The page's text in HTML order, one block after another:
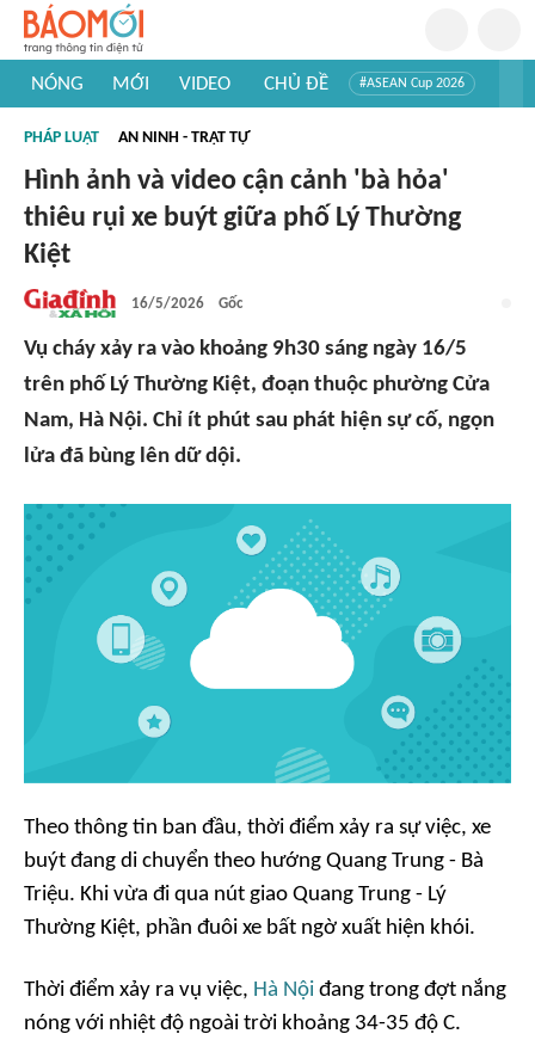
NÓNG MỚI VIDEO CHỦ ĐỀ #ASEAN Cup 2026
#Khám phá thế giới
PHÁP LUẬT AN NINH - TRẬT TỰ
Hình ảnh và video cận cảnh 'bà hỏa'
thiêu rụi xe buýt giữa phố Lý Thường
Kiệt
16/5/2026 Gốc
Vụ cháy xảy ra vào khoảng 9h30 sáng ngày 16/5
trên phố Lý Thường Kiệt, đoạn thuộc phường Cửa
Nam, Hà Nội. Chỉ ít phút sau phát hiện sự cố, ngọn
lửa đã bùng lên dữ dội.
Theo thông tin ban đầu, thời điểm xảy ra sự việc, xe
buýt đang di chuyển theo hướng Quang Trung - Bà
Triệu. Khi vừa đi qua nút giao Quang Trung - Lý
Thường Kiệt, phần đuôi xe bất ngờ xuất hiện khói.
Thời điểm xảy ra vụ việc, Hà Nội đang trong đợt nắng
nóng với nhiệt độ ngoài trời khoảng 34-35 độ C.